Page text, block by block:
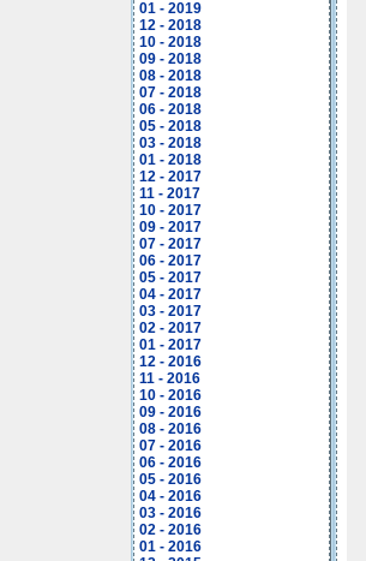
01 - 2019
12 - 2018
10 - 2018
09 - 2018
08 - 2018
07 - 2018
06 - 2018
05 - 2018
03 - 2018
01 - 2018
12 - 2017
11 - 2017
10 - 2017
09 - 2017
07 - 2017
06 - 2017
05 - 2017
04 - 2017
03 - 2017
02 - 2017
01 - 2017
12 - 2016
11 - 2016
10 - 2016
09 - 2016
08 - 2016
07 - 2016
06 - 2016
05 - 2016
04 - 2016
03 - 2016
02 - 2016
01 - 2016